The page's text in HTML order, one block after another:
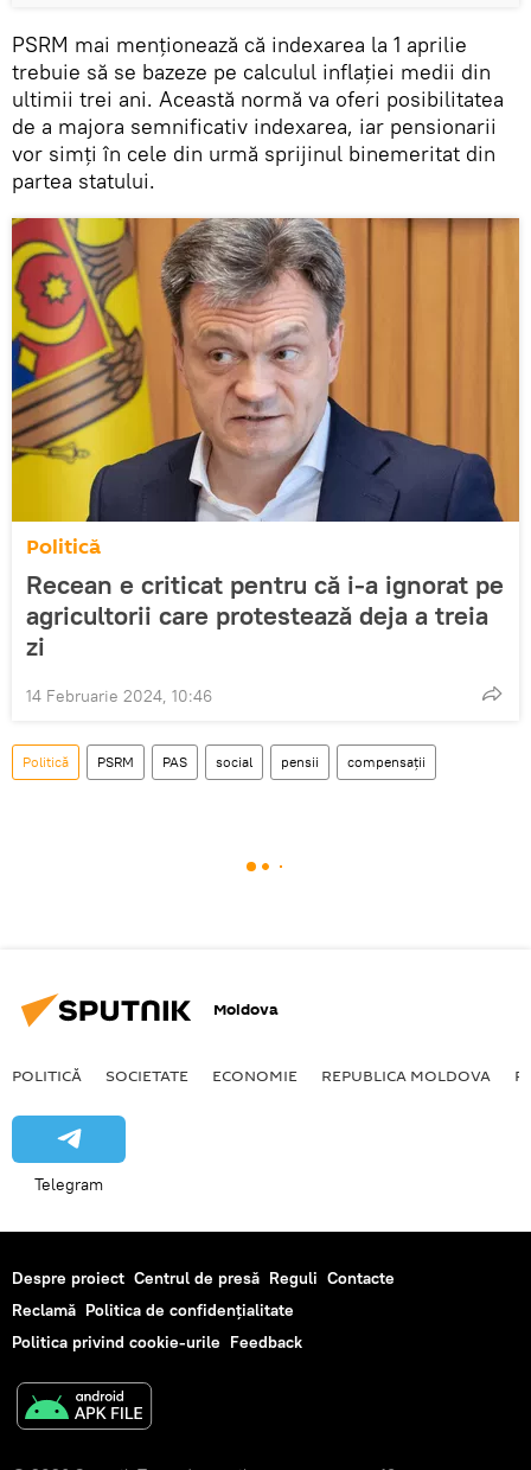
PSRM mai menționează că indexarea la 1 aprilie
trebuie să se bazeze pe calculul inflației medii din
ultimii trei ani. Această normă va oferi posibilitatea
de a majora semnificativ indexarea, iar pensionarii
vor simți în cele din urmă sprijinul binemeritat din
partea statului.
Politică
Recean e criticat pentru că i-a ignorat pe
agricultorii care protestează deja a treia
zi
14 Februarie 2024, 10:46
Politică PSRM PAS social pensii compensații
Moldova
POLITICĂ SOCIETATE ECONOMIE REPUBLICA MOLDOVA
Telegram
Despre proiect Centrul de presă Reguli Contacte
Reclamă Politica de confidențialitate
Politica privind cookie-urile Feedback